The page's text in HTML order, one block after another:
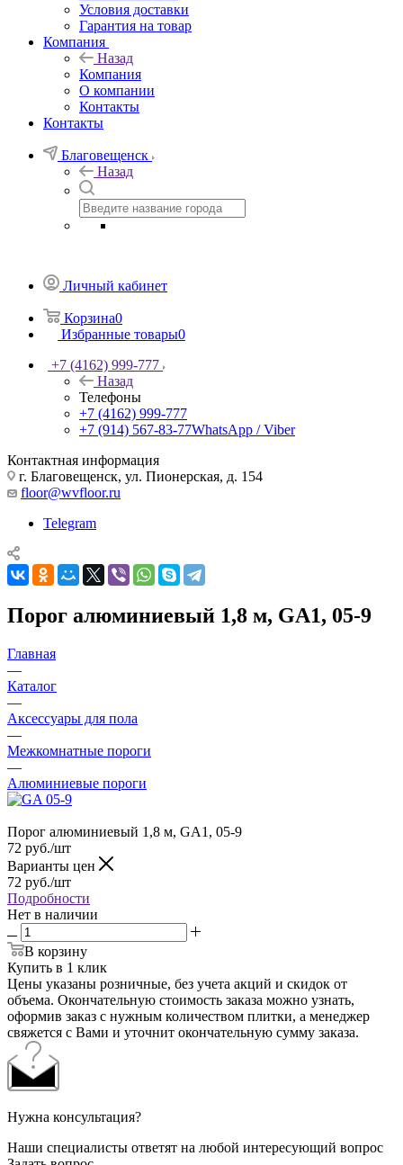
Условия доставки
Гарантия на товар
Компания
Назад
Компания
О компании
Контакты
Контакты
Благовещенск
Назад
Личный кабинет
Корзина0
Избранные товары0
+7 (4162) 999-777
Назад
Телефоны
+7 (4162) 999-777
+7 (914) 567-83-77WhatsApp / Viber
Контактная информация
г. Благовещенск, ул. Пионерская, д. 154
floor@wvfloor.ru
Telegram
Порог алюминиевый 1,8 м, GA1, 05-9
Главная
—
Каталог
—
Аксессуары для пола
—
Межкомнатные пороги
—
Алюминиевые пороги
Порог алюминиевый 1,8 м, GA1, 05-9
72 руб./шт
Варианты цен
72 руб./шт
Подробности
Нет в наличии
В корзину
Купить в 1 клик
Цены указаны розничные, без учета акций и скидок от
объема. Окончательную стоимость заказа можно узнать,
оформив заказ с нужным количеством плитки, а менеджер
свяжется с Вами и уточнит окончательную сумму заказа.
Нужна консультация?
Наши специалисты ответят на любой интересующий вопрос